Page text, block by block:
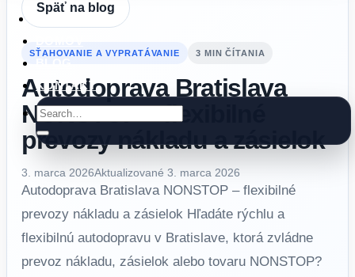
KONTAKT
Späť na blog
SŤAHOVANIE A VYPRATÁVANIE 3 MIN ČÍTANIA
Autodoprava Bratislava
NONSTOP – flexibilné
prevozy nákladu a zásielok
3. marca 2026Aktualizované 3. marca 2026
Autodoprava Bratislava NONSTOP – flexibilné
prevozy nákladu a zásielok Hľadáte rýchlu a
flexibilnú autodopravu v Bratislave, ktorá zvládne
prevoz nákladu, zásielok alebo tovaru NONSTOP?